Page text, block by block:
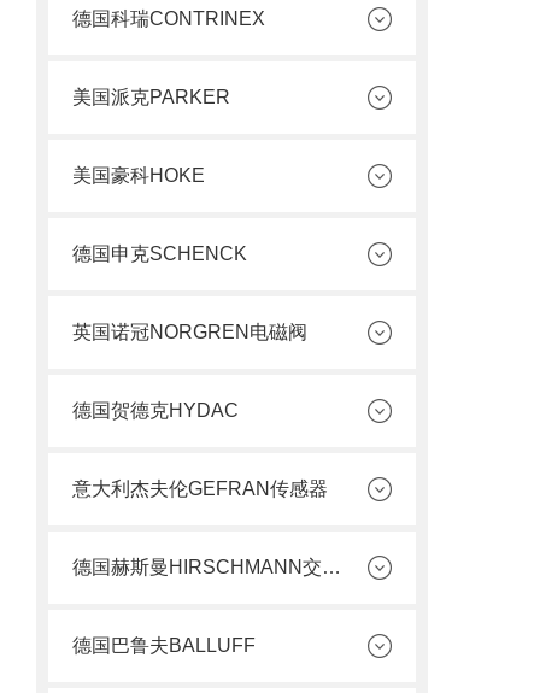
德国科瑞CONTRINEX
美国派克PARKER
美国豪科HOKE
德国申克SCHENCK
英国诺冠NORGREN电磁阀
德国贺德克HYDAC
意大利杰夫伦GEFRAN传感器
德国赫斯曼HIRSCHMANN交换机
德国巴鲁夫BALLUFF